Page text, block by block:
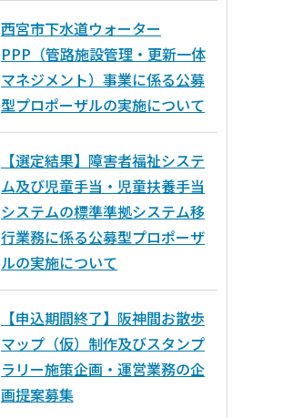
西宮市下水道ウォーター
PPP（管路施設管理・更新一体
マネジメント）事業に係る公募
型プロポーザルの実施について
【選定結果】障害者福祉システ
ム及び児童手当・児童扶養手当
システムの標準準拠システム移
行業務に係る公募型プロポーザ
ルの実施について
【申込期間終了】阪神間お散歩
マップ（仮）制作及びスタンプ
ラリー施策企画・運営業務の企
画提案募集